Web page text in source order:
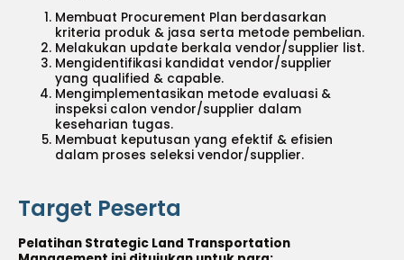
Membuat Procurement Plan berdasarkan
kriteria produk & jasa serta metode pembelian.
Melakukan update berkala vendor/supplier list.
Mengidentifikasi kandidat vendor/supplier
yang qualified & capable.
Mengimplementasikan metode evaluasi &
inspeksi calon vendor/supplier dalam
keseharian tugas.
Membuat keputusan yang efektif & efisien
dalam proses seleksi vendor/supplier.
Target Peserta
Pelatihan Strategic Land Transportation